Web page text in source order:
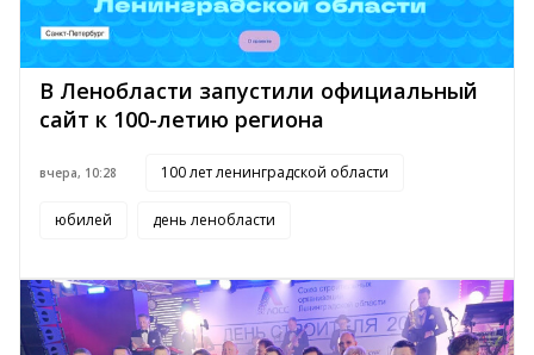
В Ленобласти запустили официальный
сайт к 100-летию региона
вчера, 10:28 100 лет ленинградской области
юбилей день ленобласти